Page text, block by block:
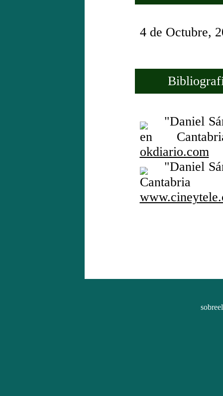
4 de Octubre,
"Daniel
en
okdiario.com
"Daniel